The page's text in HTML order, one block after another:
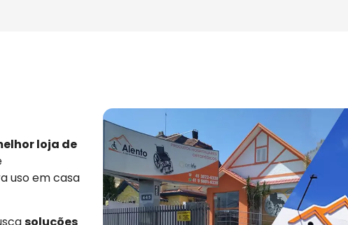
loja de
uso em casa
soluções